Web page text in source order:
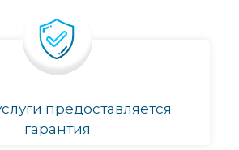
предоставляется
гарантия